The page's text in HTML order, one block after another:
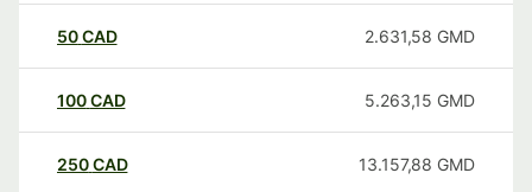
50CAD 2.631,58 GMD
100CAD 5.263,15 GMD
250CAD 13.157,88 GMD